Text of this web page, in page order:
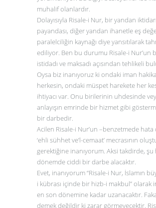
muhalif olanlardır.
Dolayısıyla Risale-i Nur, bir yandan
payandası, diğer yandan ihanetle eş
paralelciliğin kaynağı diye yansıtılarak
ediliyor. Ben bu durumu Risale-i Nur’un
istidadı ve maksadı açısından tehlikeli
Oysa biz inanıyoruz ki ondaki iman
herkesin, ondaki müspet harekete her
ihtiyacı var. Onu birilerinin uhdesinde
anlayışın emrinde bir hizmet gibi
bir darbedir.
Acilen Risale-i Nur’un –benzetmede hata
‘ehli sühhet ve’l-cemaat’ mecrasının
gerektiğine inanıyorum. Aksi takdirde, şu
dönemde ciddi bir darbe alacaktır.
Evet, inanıyorum “Risale-i Nur, İslamın
i kübrası içinde bir hizb-i makbul” olarak
en son dönemine kadar uzanacaktır.
demek değildir ki zarar görmeyecektir.